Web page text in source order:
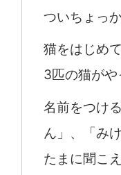
ついちょっ
猫をはじめ
3匹の猫がや
名前をつけ
ん」、「み
たまに聞こ